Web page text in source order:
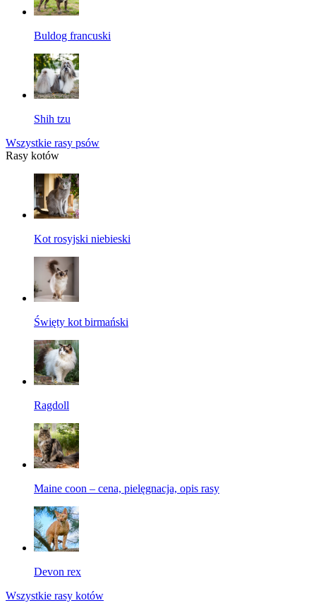
Buldog francuski
Shih tzu
Wszystkie rasy psów
Rasy kotów
Kot rosyjski niebieski
Święty kot birmański
Ragdoll
Maine coon – cena, pielęgnacja, opis rasy
Devon rex
Wszystkie rasy kotów